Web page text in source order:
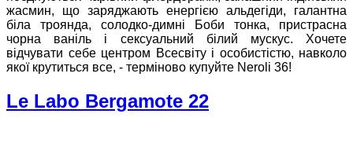
жасмин, що заряджають енергією альдегіди, галантна
біла троянда, солодко-димні Боби тонка, пристрасна
чорна ваніль і сексуальний білий мускус. Хочете
відчувати себе центром Всесвіту і особистістю, навколо
якої крутиться все, - терміново купуйте Neroli 36!
Le Labo Bergamote 22